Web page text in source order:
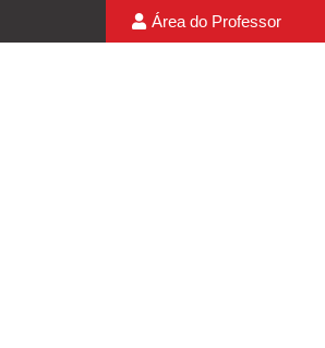
Área do Professor